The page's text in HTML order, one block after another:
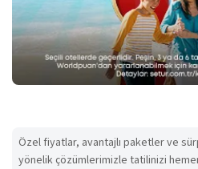
Özel fiyatlar, avantajlı paketler ve
yönelik çözümlerimizle tatilinizi